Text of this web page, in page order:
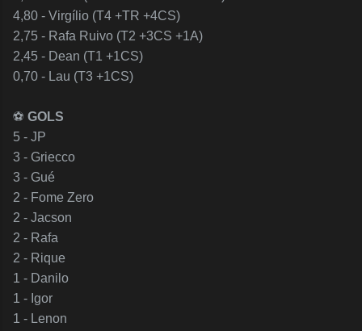
4,80 - Virgílio (T4 +TR +4CS)
2,75 - Rafa Ruivo (T2 +3CS +1A)
2,45 - Dean (T1 +1CS)
0,70 - Lau (T3 +1CS)
⚽️ GOLS
5 - JP
3 - Griecco
3 - Gué
2 - Fome Zero
2 - Jacson
2 - Rafa
2 - Rique
1 - Danilo
1 - Igor
1 - Lenon